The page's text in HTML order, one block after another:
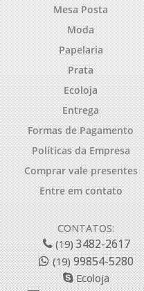
Mesa Posta
Moda
Papelaria
Prata
Ecoloja
Entrega
Formas de Pagamento
Políticas da Empresa
Comprar vale presentes
Entre em contato
CONTATOS:
(19)3482-2617
(19)99854-5280
Ecoloja